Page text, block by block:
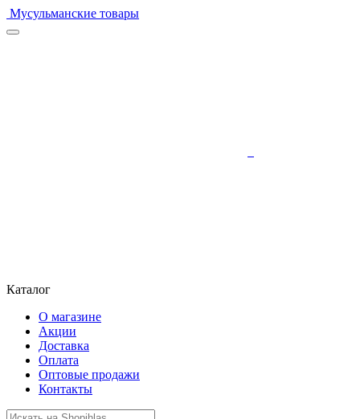
Мусульманские товары
Каталог
О магазине
Акции
Доставка
Оплата
Оптовые продажи
Контакты